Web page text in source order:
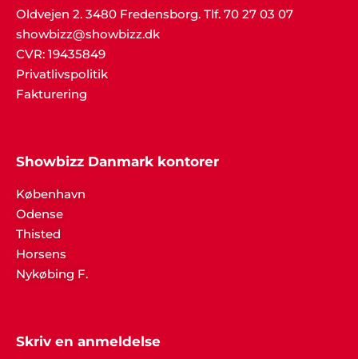
Oldvejen 2. 3480 Fredensborg. Tlf. 70 27 03 07
showbizz@showbizz.dk
CVR: 19435849
Privatlivspolitik
Fakturering
Showbizz Danmark kontorer
København
Odense
Thisted
Horsens
Nykøbing F.
Skriv en anmeldelse